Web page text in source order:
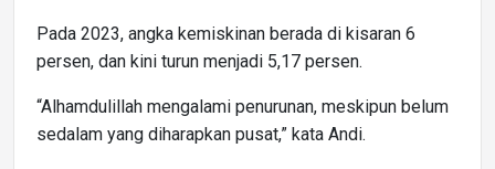
Pada 2023, angka kemiskinan berada di kisaran 6
persen, dan kini turun menjadi 5,17 persen.
“Alhamdulillah mengalami penurunan, meskipun belum
sedalam yang diharapkan pusat,” kata Andi.